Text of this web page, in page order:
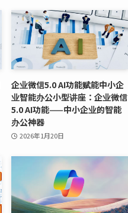
企业微信5.0 AI功能赋能中小企
业智能办公小型讲座：企业微信
5.0 AI功能——中小企业的智能
办公神器
2026年1月20日